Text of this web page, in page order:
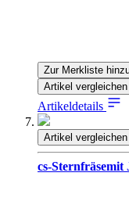
Zur Merkliste
Artikel vergleichen
Artikeldetails
Artikel vergleichen
cs-Sternfräsemit